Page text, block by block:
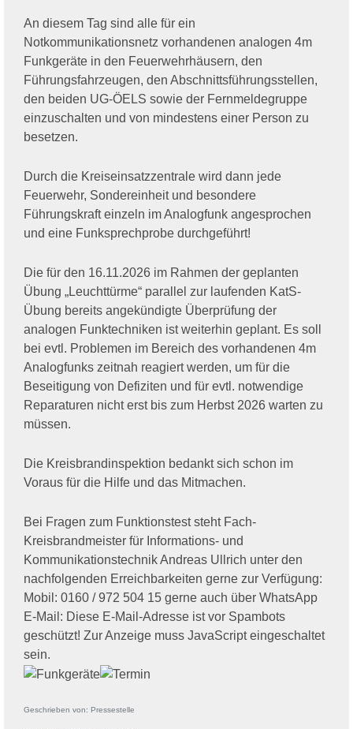
An diesem Tag sind alle für ein
Notkommunikationsnetz vorhandenen analogen 4m
Funkgeräte in den Feuerwehrhäusern, den
Führungsfahrzeugen, den Abschnittsführungsstellen,
den beiden UG-ÖELS sowie der Fernmeldegruppe
einzuschalten und von mindestens einer Person zu
besetzen.
Durch die Kreiseinsatzzentrale wird dann jede
Feuerwehr, Sondereinheit und besondere
Führungskraft einzeln im Analogfunk angesprochen
und eine Funksprechprobe durchgeführt!
Die für den 16.11.2026 im Rahmen der geplanten
Übung „Leuchttürme“ parallel zur laufenden KatS-
Übung bereits angekündigte Überprüfung der
analogen Funktechniken ist weiterhin geplant. Es soll
bei evtl. Problemen im Bereich des vorhandenen 4m
Analogfunks zeitnah reagiert werden, um für die
Beseitigung von Defiziten und für evtl. notwendige
Reparaturen nicht erst bis zum Herbst 2026 warten zu
müssen.
Die Kreisbrandinspektion bedankt sich schon im
Voraus für die Hilfe und das Mitmachen.
Bei Fragen zum Funktionstest steht Fach-
Kreisbrandmeister für Informations- und
Kommunikationstechnik Andreas Ullrich unter den
nachfolgenden Erreichbarkeiten gerne zur Verfügung:
Mobil: 0160 / 972 504 15 gerne auch über WhatsApp
E-Mail: Diese E-Mail-Adresse ist vor Spambots
geschützt! Zur Anzeige muss JavaScript eingeschaltet
sein.
Geschrieben von: Pressestelle